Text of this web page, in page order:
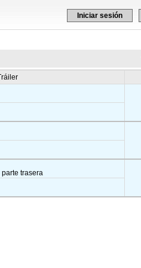
Iniciar sesión
parte trasera